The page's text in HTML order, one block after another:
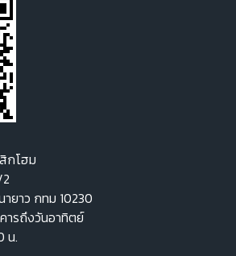
กโฮม
ยาว กทม 10230
ารถึงวันอาทิตย์
น.